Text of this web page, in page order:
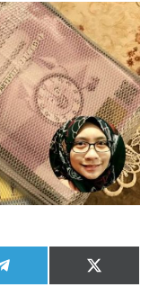
Share
on
Share
on